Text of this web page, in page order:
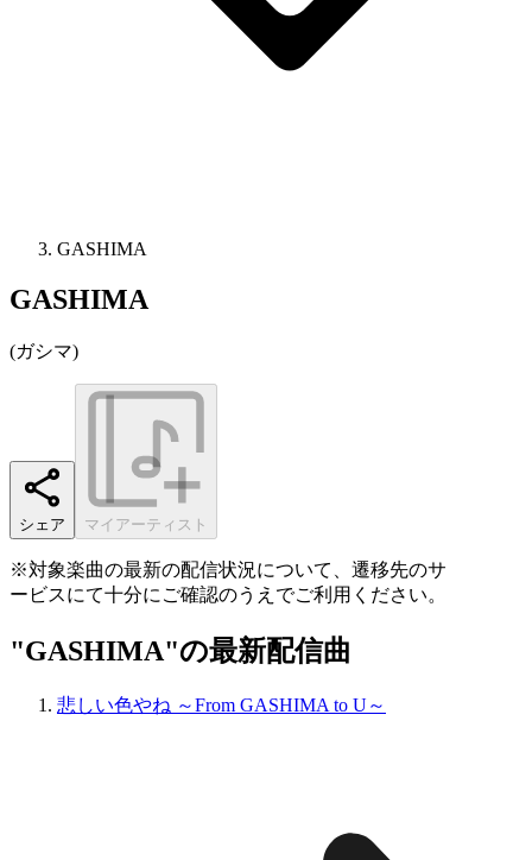
GASHIMA
GASHIMA
(ガシマ)
シェア マイアーティスト
※対象楽曲の最新の配信状況について、遷移先のサ
ービスにて十分にご確認のうえでご利用ください。
"GASHIMA"の最新配信曲
悲しい色やね ～From GASHIMA to U～